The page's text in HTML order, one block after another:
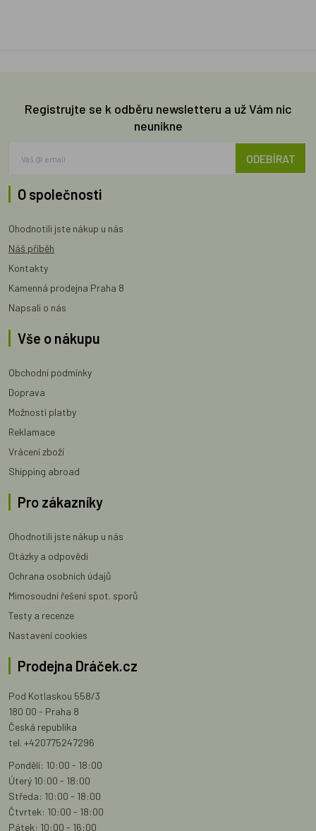
Registrujte se k odběru newsletteru a už Vám nic
neunikne
ODEBÍRAT
O společnosti
Ohodnotili jste nákup u nás
Náš příběh
Kontakty
Kamenná prodejna Praha 8
Napsali o nás
Vše o nákupu
Obchodní podmínky
Doprava
Možnosti platby
Reklamace
Vrácení zboží
Shipping abroad
Pro zákazníky
Ohodnotili jste nákup u nás
Otázky a odpovědi
Ochrana osobních údajů
Mimosoudní řešení spot. sporů
Testy a recenze
Nastavení cookies
Prodejna Dráček.cz
Pod Kotlaskou 558/3
180 00 - Praha 8
Česká republika
tel. +420775247296
Pondělí: 10:00 - 18:00
Úterý 10:00 - 18:00
Středa: 10:00 - 18:00
Čtvrtek: 10:00 - 18:00
Pátek: 10:00 - 16:00